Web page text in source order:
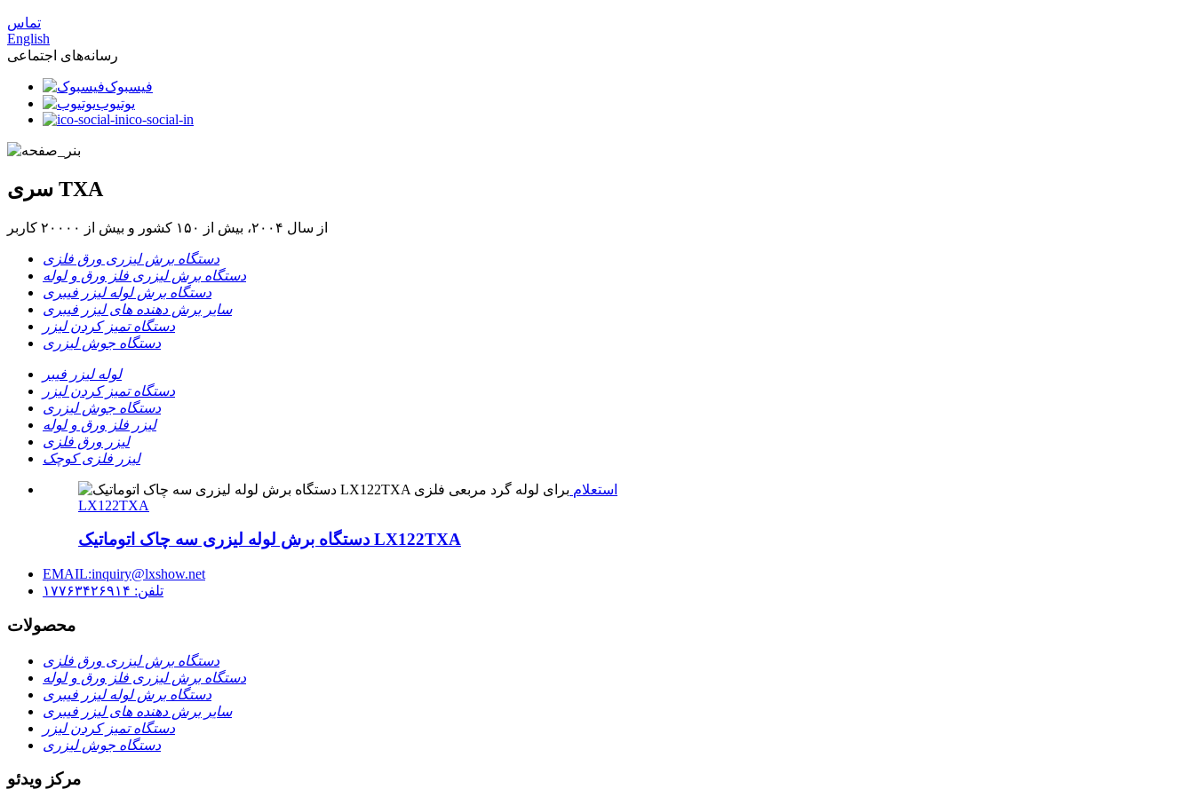
تماس
English
رسانه‌های اجتماعی
فیسبوک
یوتیوب
ico-social-in
سری TXA
از سال ۲۰۰۴، بیش از ۱۵۰ کشور و بیش از ۲۰۰۰۰ کاربر
دستگاه برش لیزری ورق فلزی
دستگاه برش لیزری فلز ورق و لوله
دستگاه برش لوله لیزر فیبری
سایر برش دهنده های لیزر فیبری
دستگاه تمیز کردن لیزر
دستگاه جوش لیزری
لوله لیزر فیبر
دستگاه تمیز کردن لیزر
دستگاه جوش لیزری
لیزر فلز ورق و لوله
لیزر ورق فلزی
لیزر فلزی کوچک
استعلام
LX122TXA
دستگاه برش لوله لیزری سه چاک اتوماتیک LX122TXA
EMAIL:inquiry@lxshow.net
تلفن: ۱۷۷۶۳۴۲۶۹۱۴
محصولات
دستگاه برش لیزری ورق فلزی
دستگاه برش لیزری فلز ورق و لوله
دستگاه برش لوله لیزر فیبری
سایر برش دهنده های لیزر فیبری
دستگاه تمیز کردن لیزر
دستگاه جوش لیزری
مرکز ویدئو